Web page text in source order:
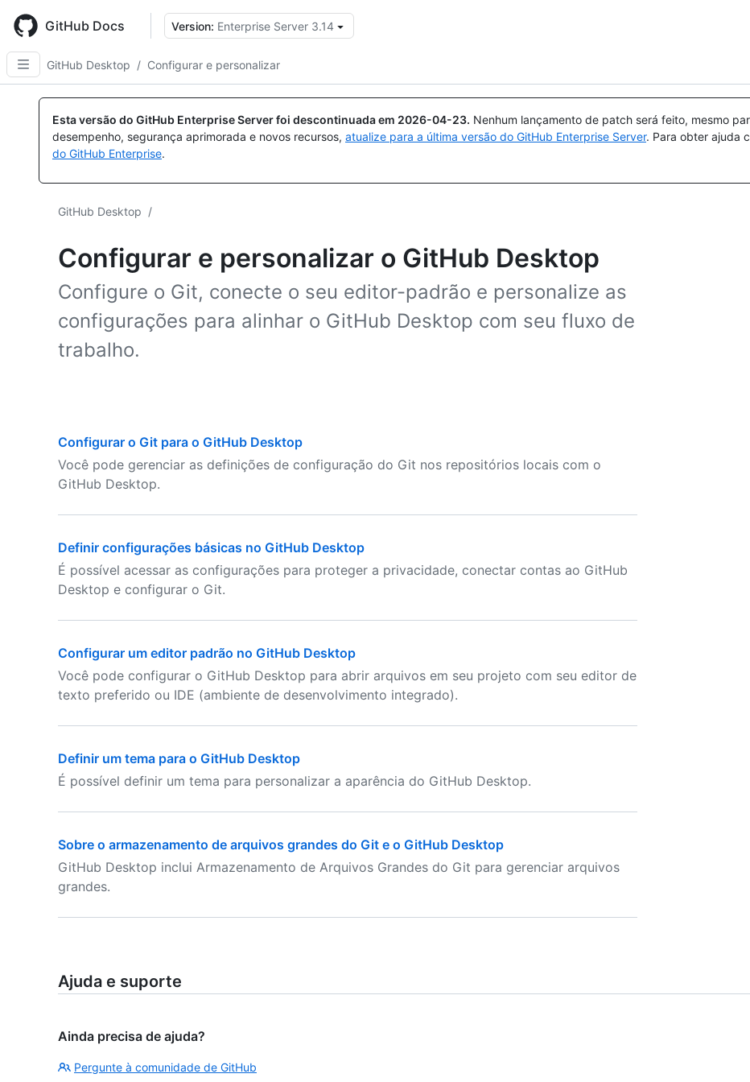
main
content
GitHub Docs Version: Enterprise Server 3.14
GitHub Desktop / Configurar e personalizar
Esta versão do GitHub Enterprise Server foi descontinuada em 2026-04-23. Nenhum lançamento de patch será feito, mesmo
desempenho, segurança aprimorada e novos recursos, atualize para a última versão do GitHub Enterprise Server. Para obter ajuda
do GitHub Enterprise.
GitHub Desktop /
Configurar e personalizar o GitHub Desktop
Configure o Git, conecte o seu editor-padrão e personalize as
configurações para alinhar o GitHub Desktop com seu fluxo de
trabalho.
Configurar o Git para o GitHub Desktop
Você pode gerenciar as definições de configuração do Git nos repositórios locais com o
GitHub Desktop.
Definir configurações básicas no GitHub Desktop
É possível acessar as configurações para proteger a privacidade, conectar contas ao GitHub
Desktop e configurar o Git.
Configurar um editor padrão no GitHub Desktop
Você pode configurar o GitHub Desktop para abrir arquivos em seu projeto com seu editor de
texto preferido ou IDE (ambiente de desenvolvimento integrado).
Definir um tema para o GitHub Desktop
É possível definir um tema para personalizar a aparência do GitHub Desktop.
Sobre o armazenamento de arquivos grandes do Git e o GitHub Desktop
GitHub Desktop inclui Armazenamento de Arquivos Grandes do Git para gerenciar arquivos
grandes.
Ajuda e suporte
Ainda precisa de ajuda?
Pergunte à comunidade de GitHub